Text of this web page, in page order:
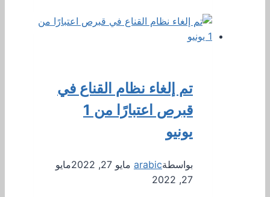
تم إلغاء نظام القناع في
قبرص اعتبارًا من 1
يونيو
بواسطةarabic مايو 27, 2022
مايو
27, 2022